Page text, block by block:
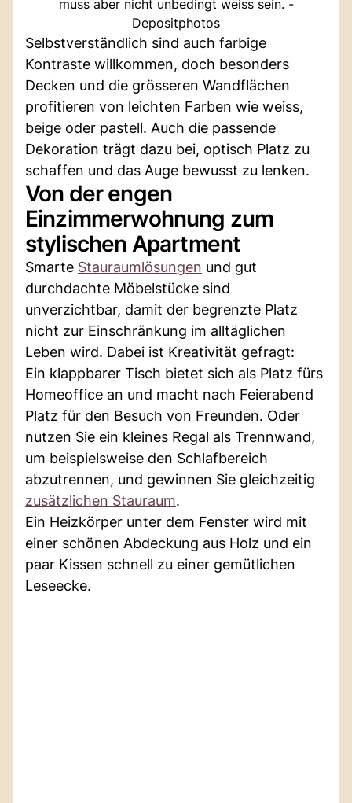
muss aber nicht unbedingt weiss sein. -
Depositphotos
Selbstverständlich sind auch farbige
Kontraste willkommen, doch besonders
Decken und die grösseren Wandflächen
profitieren von leichten Farben wie weiss,
beige oder pastell. Auch die passende
Dekoration trägt dazu bei, optisch Platz zu
schaffen und das Auge bewusst zu lenken.
Von der engen
Einzimmerwohnung zum
stylischen Apartment
Smarte Stauraumlösungen und gut
durchdachte Möbelstücke sind
unverzichtbar, damit der begrenzte Platz
nicht zur Einschränkung im alltäglichen
Leben wird. Dabei ist Kreativität gefragt:
Ein klappbarer Tisch bietet sich als Platz fürs
Homeoffice an und macht nach Feierabend
Platz für den Besuch von Freunden. Oder
nutzen Sie ein kleines Regal als Trennwand,
um beispielsweise den Schlafbereich
abzutrennen, und gewinnen Sie gleichzeitig
zusätzlichen Stauraum.
Ein Heizkörper unter dem Fenster wird mit
einer schönen Abdeckung aus Holz und ein
paar Kissen schnell zu einer gemütlichen
Leseecke.